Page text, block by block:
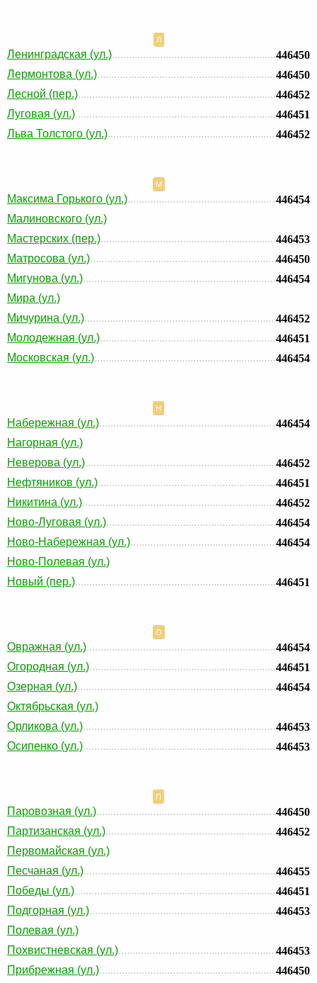
Л
Ленинградская (ул.)
446450
Лермонтова (ул.)
446450
Лесной (пер.)
446452
Луговая (ул.)
446451
Льва Толстого (ул.)
446452
М
Максима Горького (ул.)
446454
Малиновского (ул.)
Мастерских (пер.)
446453
Матросова (ул.)
446450
Мигунова (ул.)
446454
Мира (ул.)
Мичурина (ул.)
446452
Молодежная (ул.)
446451
Московская (ул.)
446454
Н
Набережная (ул.)
446454
Нагорная (ул.)
Неверова (ул.)
446452
Нефтяников (ул.)
446451
Никитина (ул.)
446452
Ново-Луговая (ул.)
446454
Ново-Набережная (ул.)
446454
Ново-Полевая (ул.)
Новый (пер.)
446451
О
Овражная (ул.)
446454
Огородная (ул.)
446451
Озерная (ул.)
446454
Октябрьская (ул.)
Орликова (ул.)
446453
Осипенко (ул.)
446453
П
Паровозная (ул.)
446450
Партизанская (ул.)
446452
Первомайская (ул.)
Песчаная (ул.)
446455
Победы (ул.)
446451
Подгорная (ул.)
446453
Полевая (ул.)
Похвистневская (ул.)
446453
Прибрежная (ул.)
446450